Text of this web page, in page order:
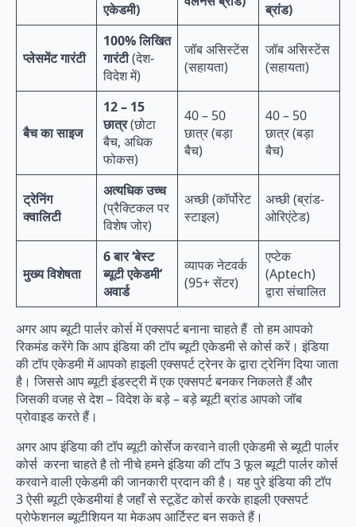
एकेडमी)
ब्रांड)
प्लेसमेंट गारंटी
100% लिखित
गारंटी(देश-
विदेश में)
जॉब असिस्टेंस
(सहायता)
जॉब असिस्टेंस
(सहायता)
बैच का साइज
12 – 15
छात्र(छोटा
बैच, अधिक
फोकस)
40 – 50
छात्र (बड़ा
बैच)
40 – 50
छात्र (बड़ा
बैच)
ट्रेनिंग
क्वालिटी
अत्यधिक उच्च
(प्रैक्टिकल पर
विशेष जोर)
अच्छी (कॉर्पोरेट
स्टाइल)
अच्छी (ब्रांड-
ओरिएंटेड)
मुख्य विशेषता
6 बार ‘बेस्ट
ब्यूटी एकेडमी’
अवार्ड
व्यापक नेटवर्क
(95+ सेंटर)
एप्टेक
(Aptech)
द्वारा संचालित
अगर आप ब्यूटी पार्लर कोर्स में एक्सपर्ट बनाना चाहते हैं तो हम आपको
रिकमंड करेंगे कि आप इंडिया की टॉप ब्यूटी एकेडमी से कोर्स करें। इंडिया
की टॉप एकेडमी में आपको हाइली एक्सपर्ट ट्रेनर के द्वारा ट्रेनिंग दिया जाता
है। जिससे आप ब्यूटी इंडस्ट्री में एक एक्सपर्ट बनकर निकलते हैं और
जिसकी वजह से देश – विदेश के बड़े – बड़े ब्यूटी ब्रांड आपको जॉब
प्रोवाइड करते हैं।
अगर आप इंडिया की टॉप ब्यूटी कोर्सेज करवाने वाली एकेडमी से ब्यूटी पार्लर
कोर्स करना चाहते है तो नीचे हमने इंडिया की टॉप 3 फूल ब्यूटी पार्लर कोर्स
करवाने वाली एकेडमी की जानकारी प्रदान की है। यह पुरे इंडिया की टॉप
3 ऐसी ब्यूटी एकेडमीयां है जहाँ से स्टूडेंट कोर्स करके हाइली एक्सपर्ट
प्रोफेशनल ब्यूटीशियन या मेकअप आर्टिस्ट बन सकते हैं।